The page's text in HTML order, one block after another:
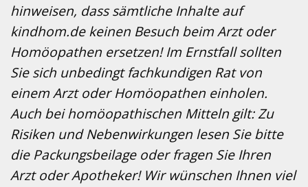
hinweisen, dass sämtliche Inhalte auf
kindhom.de keinen Besuch beim Arzt oder
Homöopathen ersetzen! Im Ernstfall sollten
Sie sich unbedingt fachkundigen Rat von
einem Arzt oder Homöopathen einholen.
Auch bei homöopathischen Mitteln gilt: Zu
Risiken und Nebenwirkungen lesen Sie bitte
die Packungsbeilage oder fragen Sie Ihren
Arzt oder Apotheker! Wir wünschen Ihnen viel